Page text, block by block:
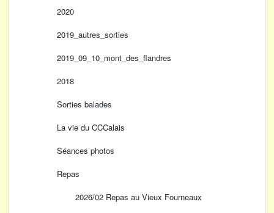
2020
2019_autres_sorties
2019_09_10_mont_des_flandres
2018
Sorties balades
La vie du CCCalais
Séances photos
Repas
2026/02 Repas au Vieux Fourneaux